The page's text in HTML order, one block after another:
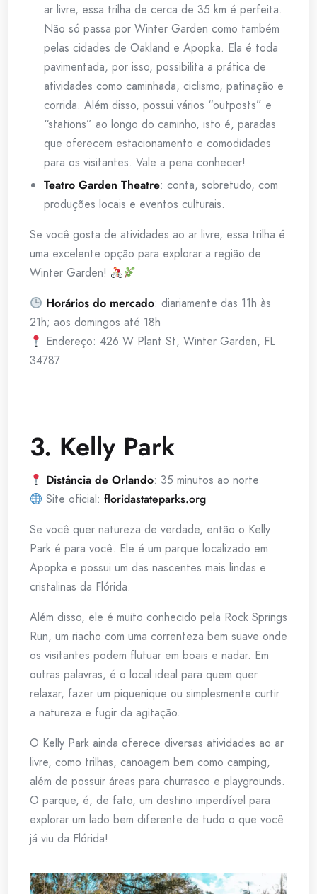
ar livre, essa trilha de cerca de 35 km é perfeita.
Não só passa por Winter Garden como também
pelas cidades de Oakland e Apopka. Ela é toda
pavimentada, por isso, possibilita a prática de
atividades como caminhada, ciclismo, patinação e
corrida. Além disso, possui vários “outposts” e
“stations” ao longo do caminho, isto é, paradas
que oferecem estacionamento e comodidades
para os visitantes. Vale a pena conhecer!
Teatro Garden Theatre: conta, sobretudo, com
produções locais e eventos culturais.
Se você gosta de atividades ao ar livre, essa trilha é
uma excelente opção para explorar a região de
Winter Garden!
Horários do mercado: diariamente das 11h às
21h; aos domingos até 18h
Endereço: 426 W Plant St, Winter Garden, FL
34787
3. Kelly Park
Distância de Orlando: 35 minutos ao norte
Site oficial:floridastateparks.org
Se você quer natureza de verdade, então o Kelly
Park é para você. Ele é um parque localizado em
Apopka e possui um das nascentes mais lindas e
cristalinas da Flórida.
Além disso, ele é muito conhecido pela Rock Springs
Run, um riacho com uma correnteza bem suave onde
os visitantes podem flutuar em boais e nadar. Em
outras palavras, é o local ideal para quem quer
relaxar, fazer um piquenique ou simplesmente curtir
a natureza e fugir da agitação.
O Kelly Park ainda oferece diversas atividades ao ar
livre, como trilhas, canoagem bem como camping,
além de possuir áreas para churrasco e playgrounds.
O parque, é, de fato, um destino imperdível para
explorar um lado bem diferente de tudo o que você
já viu da Flórida!